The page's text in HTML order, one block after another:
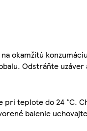
okamžitú
Odstráňte uzáver
pri teplote do 24 °C.
balenie